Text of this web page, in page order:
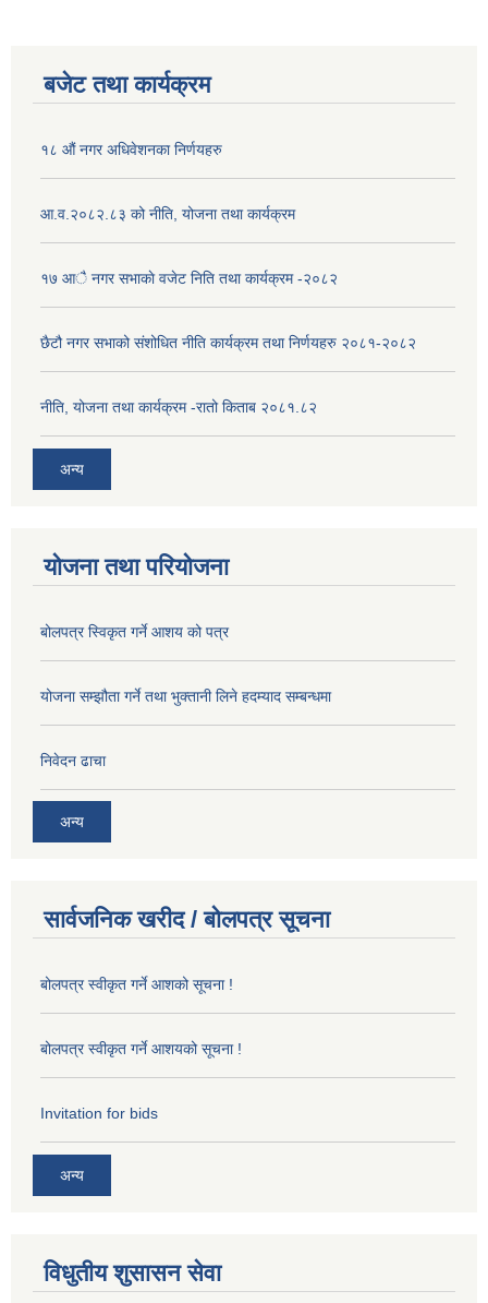
बजेट तथा कार्यक्रम
१८ औं नगर अधिवेशनका निर्णयहरु
आ.व.२०८२.८३ को नीति, योजना तथा कार्यक्रम
१७ आै नगर सभाकाे वजेट निति तथा कार्यक्रम -२०८२
छैटौ नगर सभाको संशोधित नीति कार्यक्रम तथा निर्णयहरु २०८१-२०८२
नीति, योजना तथा कार्यक्रम -रातो किताब २०८१.८२
अन्य
योजना तथा परियोजना
बोलपत्र स्विकृत गर्ने आशय को पत्र
योजना सम्झौता गर्ने तथा भुक्तानी लिने हदम्याद सम्बन्धमा
निवेदन ढाचा
अन्य
सार्वजनिक खरीद / बोलपत्र सूचना
बोलपत्र स्वीकृत गर्ने आशको सूचना !
बोलपत्र स्वीकृत गर्ने आशयको सूचना !
Invitation for bids
अन्य
विधुतीय शुसासन सेवा